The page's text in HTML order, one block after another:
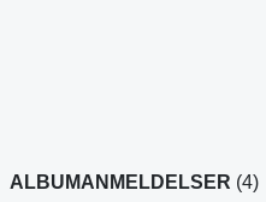
ALBUMANMELDELSER (4)